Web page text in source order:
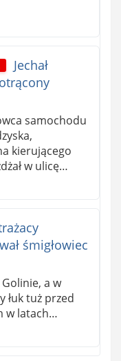
Jechał
samochodu
kierującego
w ulicę…
śmigłowiec
a w
łuk tuż przed
w latach…